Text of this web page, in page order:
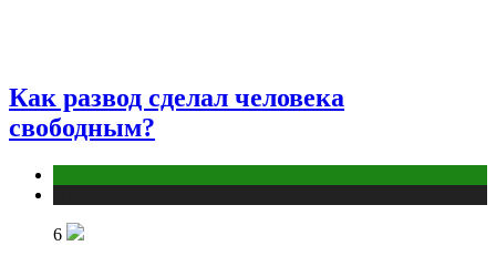
Как развод сделал человека
свободным?
6